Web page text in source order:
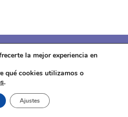
Aviso legal· Política de privacidad
Política de cookies· Contactar
la mejor experiencia en
qué cookies utilizamos o
.
Ajustes